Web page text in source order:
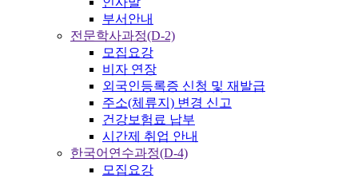
부서안내
전문학사과정(D-2)
모집요강
비자 연장
외국인등록증 신청 및 재발급
주소(체류지) 변경 신고
건강보험료 납부
시간제 취업 안내
한국어연수과정(D-4)
모집요강